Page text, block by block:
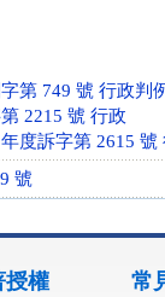
第 749 號 行政判
2215 號 行政
度訴字第 2615 號
號
授權 常